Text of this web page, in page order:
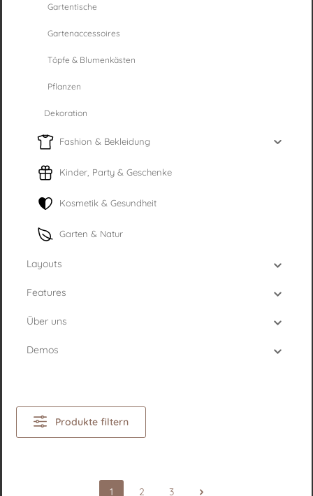
Gartentische
Gartenaccessoires
Töpfe & Blumenkästen
Pflanzen
Dekoration
Fashion & Bekleidung
Kinder, Party & Geschenke
Kosmetik & Gesundheit
Garten & Natur
Layouts
Features
Über uns
Demos
Produkte filtern
1 2 3